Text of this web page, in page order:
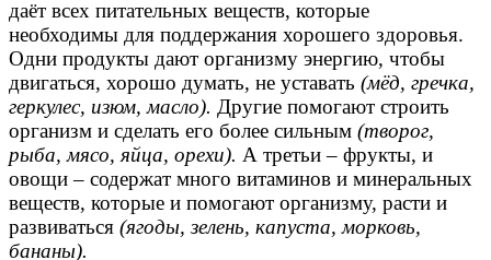
даёт всех питательных веществ, которые
необходимы для поддержания хорошего здоровья.
Одни продукты дают организму энергию, чтобы
двигаться, хорошо думать, не уставать (мёд, гречка,
геркулес, изюм, масло). Другие помогают строить
организм и сделать его более сильным (творог,
рыба, мясо, яйца, орехи). А третьи – фрукты, и
овощи – содержат много витаминов и минеральных
веществ, которые и помогают организму, расти и
развиваться (ягоды, зелень, капуста, морковь,
бананы).